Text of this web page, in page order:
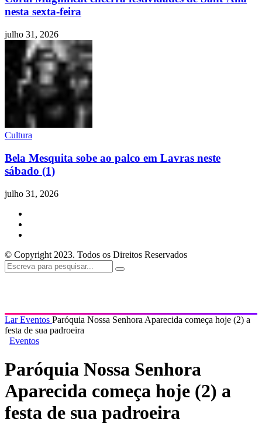
nesta sexta-feira
julho 31, 2026
Cultura
Bela Mesquita sobe ao palco em Lavras neste
sábado (1)
julho 31, 2026
© Copyright 2023. Todos os Direitos Reservados
LarEventos Paróquia Nossa Senhora Aparecida começa hoje (2) a
festa de sua padroeira
Eventos
Paróquia Nossa Senhora
Aparecida começa hoje (2) a
festa de sua padroeira